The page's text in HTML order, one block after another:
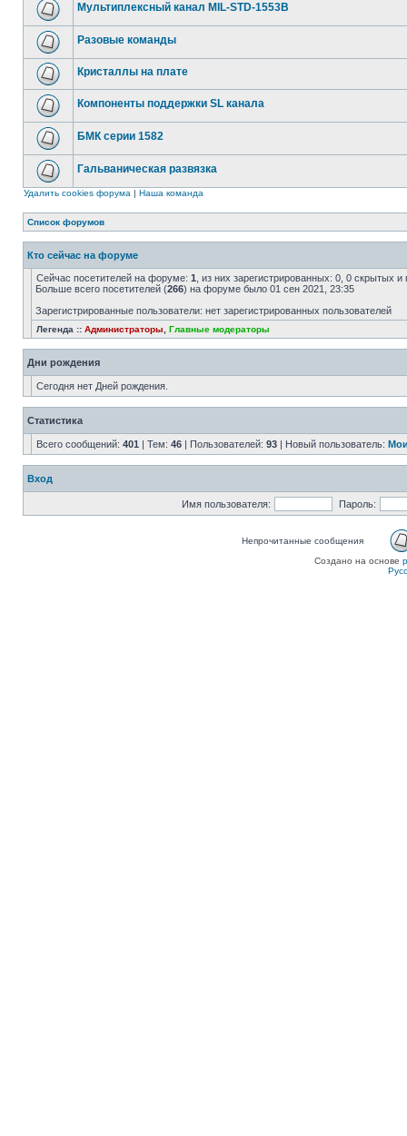
Мультиплексный канал MIL-STD-1553B
Разовые команды
Кристаллы на плате
Компоненты поддержки SL канала
БМК серии 1582
Гальваническая развязка
Удалить cookies форума | Наша команда
Список форумов
Кто сейчас на форуме
Сейчас посетителей на форуме: 1 , из них зарегистрированных: 0, 0 скрытых
Больше всего посетителей (266) на форуме было 01 сен 2021, 23:35
Зарегистрированные пользователи: нет зарегистрированных пользователей
Легенда :: Администраторы Главные модераторы
Дни рождения
Сегодня нет Дней рождения.
Статистика
Всего сообщений: 401 | Тем: 46 | Пользователей: 93 | Новый пользователь:
Вход
Имя пользователя: Пароль:
Непрочитанные сообщения
Создано на основе